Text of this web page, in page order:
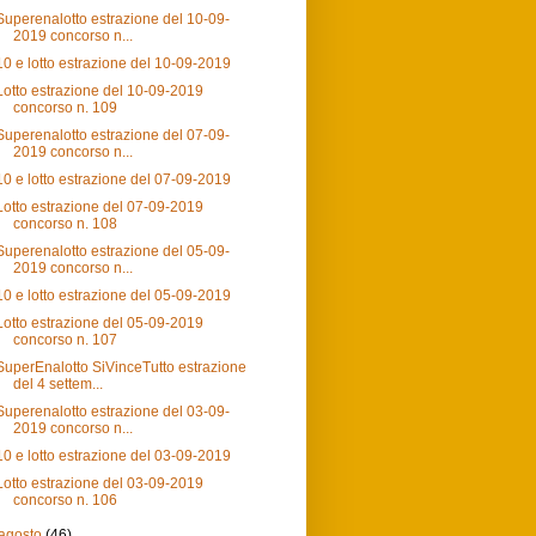
estrazione del 10-09-
2019 concorso n...
e lotto estrazione del 10-09-2019
estrazione del 10-09-2019
concorso n. 109
estrazione del 07-09-
2019 concorso n...
e lotto estrazione del 07-09-2019
estrazione del 07-09-2019
concorso n. 108
estrazione del 05-09-
2019 concorso n...
e lotto estrazione del 05-09-2019
estrazione del 05-09-2019
concorso n. 107
SiVinceTutto estrazione
del 4 settem...
estrazione del 03-09-
2019 concorso n...
e lotto estrazione del 03-09-2019
estrazione del 03-09-2019
concorso n. 106